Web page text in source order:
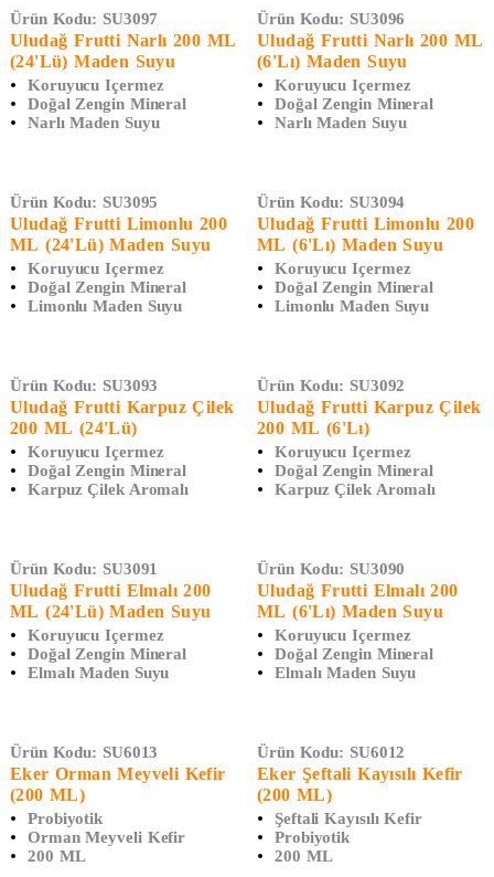
Ürün Kodu: SU3097
Uludağ Frutti Narlı 200 ML
(24'lü) Maden Suyu
Koruyucu Içermez
Doğal Zengin Mineral
Narlı Maden Suyu
Ürün Kodu: SU3096
Uludağ Frutti Narlı 200 ML
(6'lı) Maden Suyu
Koruyucu Içermez
Doğal Zengin Mineral
Narlı Maden Suyu
Ürün Kodu: SU3095
Uludağ Frutti Limonlu 200
ML (24'Lü) Maden Suyu
Koruyucu Içermez
Doğal Zengin Mineral
Limonlu Maden Suyu
Ürün Kodu: SU3094
Uludağ Frutti Limonlu 200
ML (6'Lı) Maden Suyu
Koruyucu Içermez
Doğal Zengin Mineral
Limonlu Maden Suyu
Ürün Kodu: SU3093
Uludağ Frutti Karpuz Çilek
200 ML (24'lü)
Koruyucu Içermez
Doğal Zengin Mineral
Karpuz Çilek Aromalı
Ürün Kodu: SU3092
Uludağ Frutti Karpuz Çilek
200 ML (6'lı)
Koruyucu Içermez
Doğal Zengin Mineral
Karpuz Çilek Aromalı
Ürün Kodu: SU3091
Uludağ Frutti Elmalı 200
ML (24'lü) Maden Suyu
Koruyucu Içermez
Doğal Zengin Mineral
Elmalı Maden Suyu
Ürün Kodu: SU3090
Uludağ Frutti Elmalı 200
ML (6'lı) Maden Suyu
Koruyucu Içermez
Doğal Zengin Mineral
Elmalı Maden Suyu
Ürün Kodu: SU6013
Eker Orman Meyveli Kefir
(200 ML)
Probiyotik
Orman Meyveli Kefir
200 ML
Ürün Kodu: SU6012
Eker Şeftali Kayısılı Kefir
(200 ML)
Şeftali Kayısılı Kefir
Probiyotik
200 ML